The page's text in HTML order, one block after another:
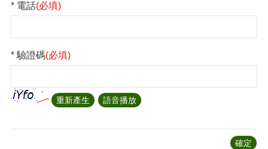
電話(必填)
驗證碼(必填)